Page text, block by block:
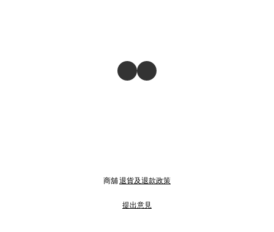
商舖退貨及退款政策
提出意見